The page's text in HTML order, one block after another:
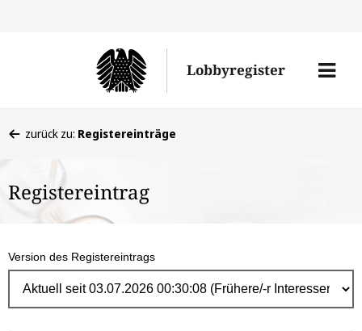
Lobbyregister
Menü
befinden
hier:
zurück zu: Registereinträge
Registereintrag
Version des Registereintrags